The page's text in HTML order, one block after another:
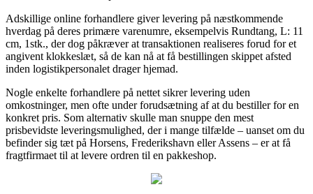
Adskillige online forhandlere giver levering på næstkommende
hverdag på deres primære varenumre, eksempelvis Rundtang, L: 11
cm, 1stk., der dog påkræver at transaktionen realiseres forud for et
angivent klokkeslæt, så de kan nå at få bestillingen skippet afsted
inden logistikpersonalet drager hjemad.
Nogle enkelte forhandlere på nettet sikrer levering uden
omkostninger, men ofte under forudsætning af at du bestiller for en
konkret pris. Som alternativ skulle man snuppe den mest
prisbevidste leveringsmulighed, der i mange tilfælde – uanset om du
befinder sig tæt på Horsens, Frederikshavn eller Assens – er at få
fragtfirmaet til at levere ordren til en pakkeshop.